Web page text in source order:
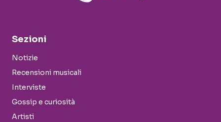
Sezioni
Notizie
Recensioni musicali
Interviste
Gossip e curiosità
Artisti